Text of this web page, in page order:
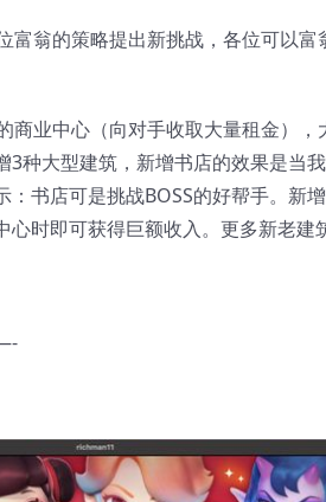
富翁的策略提出新挑战，各位可以
商业中心（向对手收取大量租金）
种大型建筑，新增书店的效果是当
书店可是挑战BOSS的好帮手。新
时即可获得巨额收入。更多新老建